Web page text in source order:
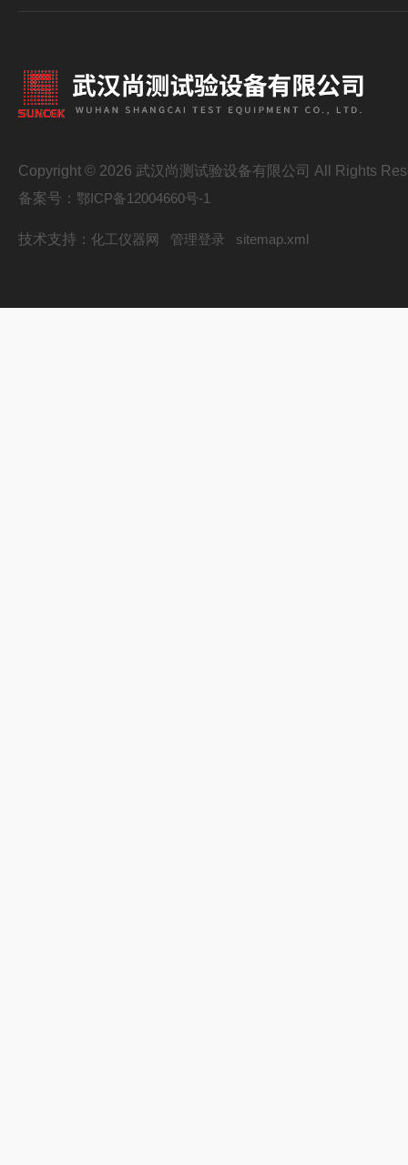
Copyright © 2026 武汉尚测试验设备有限公司 All Rights
备案号： 鄂ICP备12004660号-1
技术支持： 化工仪器网 管理登录 sitemap.xml